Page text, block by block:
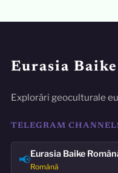
Eurasia Baike
Explorări geoculturale
TELEGRAM
📢Eurasia Baike
Română